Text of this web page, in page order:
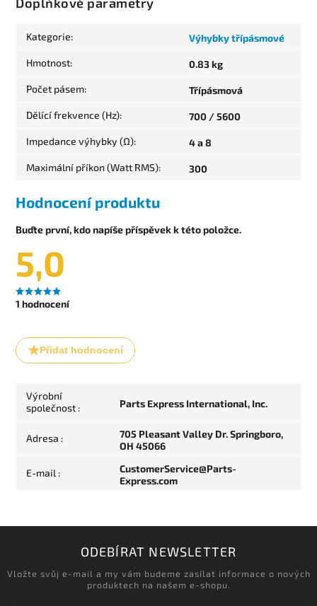
Kategorie: Výhybky třípásmové
Hmotnost: 0.83 kg
Počet pásem: Třípásmová
Dělící frekvence (Hz): 700 / 5600
Impedance výhybky (Ω): 4 a 8
Maximální příkon (Watt RMS): 300
Hodnocení produktu
Buďte první, kdo napíše příspěvek k této položce.
5,0
1 hodnocení
Přidat hodnocení
Výrobní
společnost : Parts Express International, Inc.
Adresa :
705 Pleasant Valley Dr. Springboro,
OH 45066
E-mail :
CustomerService@Parts-
Express.com
ODEBÍRAT NEWSLETTER
Vložte svůj e-mail a my vám budeme zasílat informace o nových
produktech na našem e-shopu.